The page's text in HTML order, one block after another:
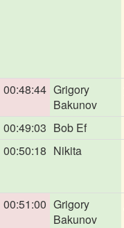
00:48:44 Grigory
Bakunov
00:49:03 Bob Ef
00:50:18 Nikita
00:51:00 Grigory
Bakunov